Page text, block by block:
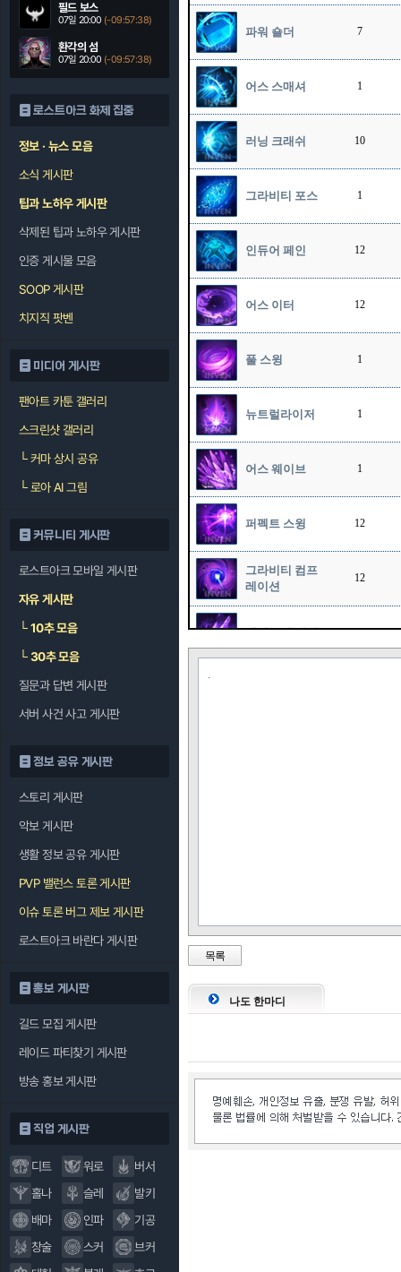
필드 보스
07일 20:00 (-09:57:37)
환각의 섬
07일 20:00 (-09:57:37)
로스트아크 화제 집중
정보 · 뉴스 모음
소식 게시판
팁과 노하우 게시판
삭제된 팁과 노하우 게시판
인증 게시물 모음
SOOP 게시판
치지직 팟벤
미디어 게시판
팬아트 카툰 갤러리
스크린샷 갤러리
└커마 상시 공유
└로아 AI 그림
커뮤니티 게시판
로스트아크 모바일 게시판
자유 게시판
└10추 모음
└30추 모음
질문과 답변 게시판
서버 사건 사고 게시판
정보 공유 게시판
스토리 게시판
악보 게시판
생활 정보 공유 게시판
PVP 밸런스 토론 게시판
이슈 토론 버그 제보 게시판
로스트아크 바란다 게시판
홍보 게시판
길드 모집 게시판
레이드 파티찾기 게시판
방송 홍보 게시판
직업 게시판
디트 워로
버서
홀나
슬레
발키
배마
인파
기공
창술
스커
브커
파워 숄더 7
어스 스매셔 1
러닝 크래쉬 10
그라비티 포스 1
인듀어 페인 12
어스 이터 12
풀 스윙 1
뉴트럴라이저 1
어스 웨이브 1
퍼펙트 스윙 12
그라비티 컴프
레이션
12
사이즈믹 해머 12
.
목록
나도 한마디